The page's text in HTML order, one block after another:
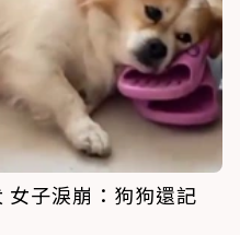
女子淚崩：狗狗還記